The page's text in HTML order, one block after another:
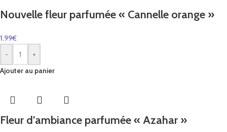
Nouvelle fleur parfumée « Cannelle orange »
1.99€
-
+
Ajouter au panier
Fleur d’ambiance parfumée « Azahar »